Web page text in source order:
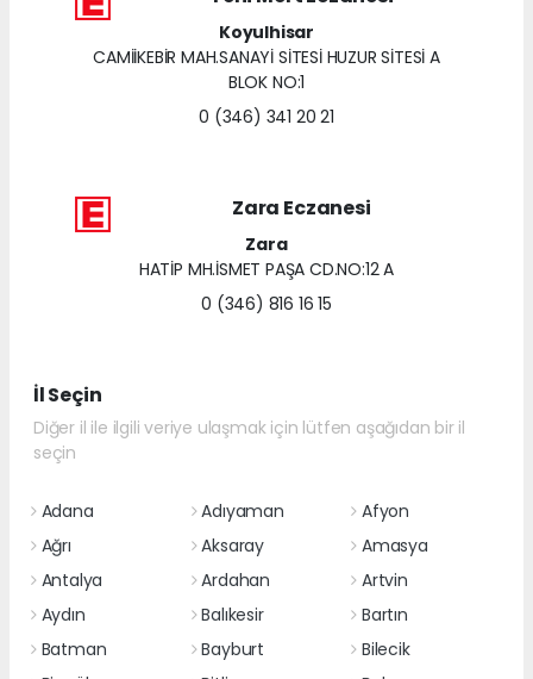
Koyulhisar
CAMİİKEBİR MAH.SANAYİ SİTESİ HUZUR SİTESİ A
BLOK NO:1
0 (346) 341 20 21
Zara Eczanesi
Zara
HATİP MH.İSMET PAŞA CD.NO:12 A
0 (346) 816 16 15
İl Seçin
Diğer il ile ilgili veriye ulaşmak için lütfen aşağıdan bir il
seçin
Adana Adıyaman
Afyon
Ağrı
Aksaray
Amasya
Antalya
Ardahan
Artvin
Aydın
Balıkesir
Bartın
Batman
Bayburt
Bilecik